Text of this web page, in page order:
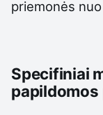
priemonės
Specifiniai
papildomos